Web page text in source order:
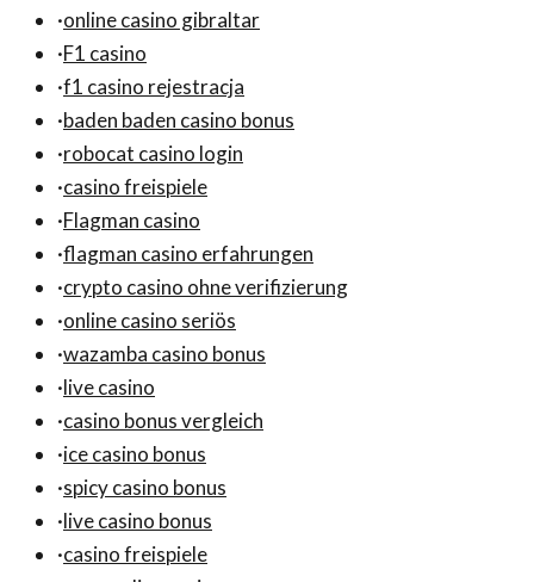
·online casino gibraltar
·F1 casino
·f1 casino rejestracja
·baden baden casino bonus
·robocat casino login
·casino freispiele
·Flagman casino
·flagman casino erfahrungen
·crypto casino ohne verifizierung
·online casino seriös
·wazamba casino bonus
·live casino
·casino bonus vergleich
·ice casino bonus
·spicy casino bonus
·live casino bonus
·casino freispiele